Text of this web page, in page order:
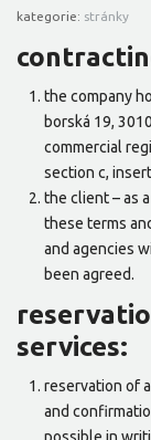
kategorie: stránky
the company
borská 19,
commercial
section c,
the client – as
these terms
and agencies
been agreed.
services:
reservation of
and